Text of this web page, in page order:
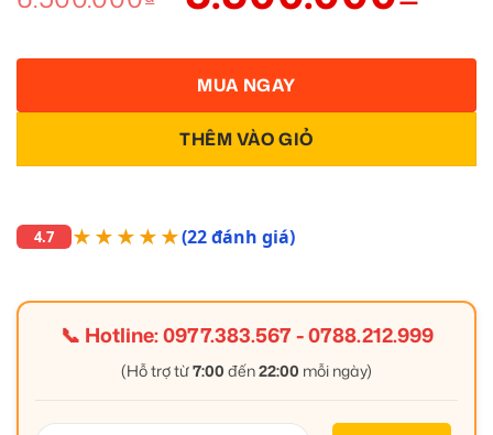
THÊM VÀO GIỎ
MUA NGAY
4.7 ★★★★★(22 đánh giá)
📞 Hotline:0977.383.567-0788.212.999
(Hỗ trợ từ7:00 đến22:00 mỗi ngày)